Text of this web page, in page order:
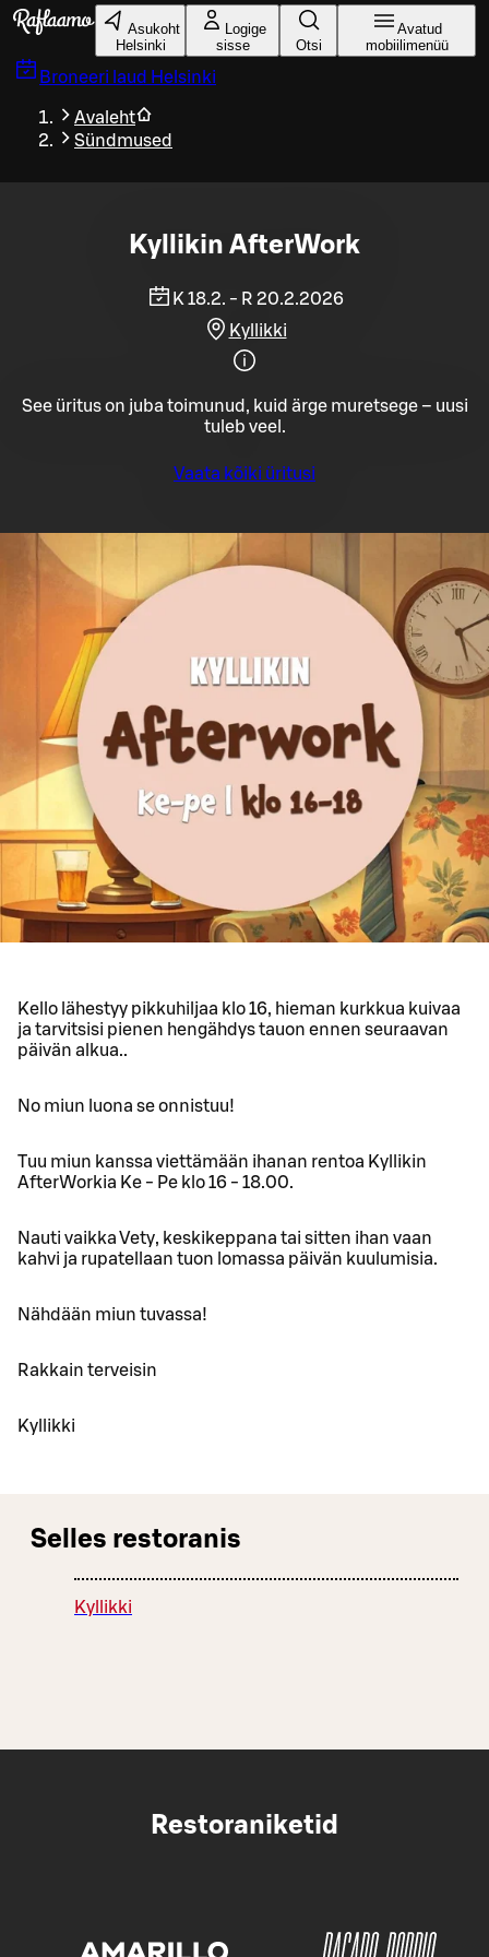
Liigu peamise sisu juurde
Asukoht
Helsinki
Logige
sisse
Otsi
Avatud
mobiilimenüü
Broneeri laud Helsinki
Avaleht
Sündmused
Kyllikin AfterWork
K 18.2. - R 20.2.2026
Kyllikki
See üritus on juba toimunud, kuid ärge muretsege – uusi
tuleb veel.
Vaata kõiki üritusi
Kello lähestyy pikkuhiljaa klo 16, hieman kurkkua kuivaa
ja tarvitsisi pienen hengähdys tauon ennen seuraavan
päivän alkua..
No miun luona se onnistuu!
Tuu miun kanssa viettämään ihanan rentoa Kyllikin
AfterWorkia Ke - Pe klo 16 - 18.00.
Nauti vaikka Vety, keskikeppana tai sitten ihan vaan
kahvi ja rupatellaan tuon lomassa päivän kuulumisia.
Nähdään miun tuvassa!
Rakkain terveisin
Kyllikki
Selles restoranis
Kyllikki
Restoraniketid